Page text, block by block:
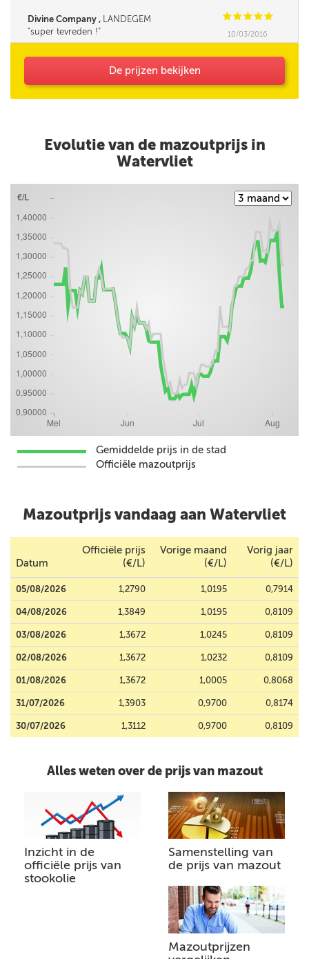
Divine Company , LANDEGEM CCCCC
super tevreden !
10/03/2016
De prijzen bekijken
Evolutie van de mazoutprijs in
Watervliet
Gemiddelde prijs in de stad
Officiële mazoutprijs
Mazoutprijs vandaag aan Watervliet
Datum
Officiële prijs
(€/L)
Vorige maand
(€/L)
Vorig jaar
(€/L)
05/08/2026 1,2790 1,0195 0,7914
04/08/2026 1,3849 1,0195 0,8109
03/08/2026 1,3672 1,0245 0,8109
02/08/2026 1,3672 1,0232 0,8109
01/08/2026 1,3672 1,0005 0,8068
31/07/2026 1,3903 0,9700 0,8174
30/07/2026 1,3112 0,9700 0,8109
Alles weten over de prijs van mazout
Inzicht in de
officiële prijs van
stookolie
Samenstelling van
de prijs van mazout
Mazoutprijzen